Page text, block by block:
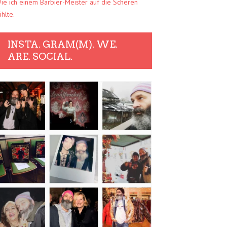
ich einem Barbier-Meister auf die Scheren
INSTA. GRAM(M). WE.
ARE. SOCIAL.